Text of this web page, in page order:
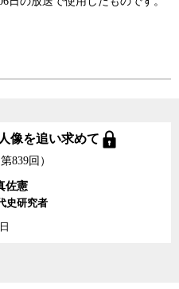
像を追い求めて
839回）
佐憲
史研究者